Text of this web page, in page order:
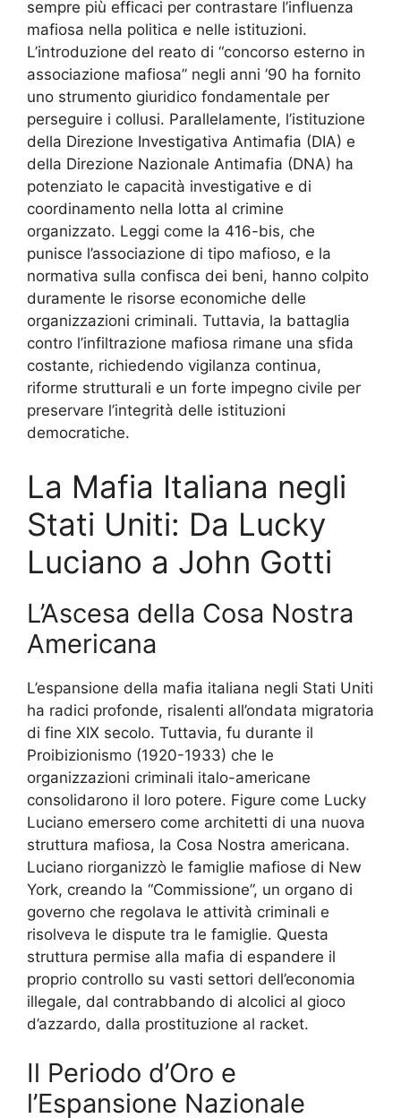
sempre più efficaci per contrastare l’influenza
mafiosa nella politica e nelle istituzioni.
L’introduzione del reato di “concorso esterno in
associazione mafiosa” negli anni ’90 ha fornito
uno strumento giuridico fondamentale per
perseguire i collusi. Parallelamente, l’istituzione
della Direzione Investigativa Antimafia (DIA) e
della Direzione Nazionale Antimafia (DNA) ha
potenziato le capacità investigative e di
coordinamento nella lotta al crimine
organizzato. Leggi come la 416-bis, che
punisce l’associazione di tipo mafioso, e la
normativa sulla confisca dei beni, hanno colpito
duramente le risorse economiche delle
organizzazioni criminali. Tuttavia, la battaglia
contro l’infiltrazione mafiosa rimane una sfida
costante, richiedendo vigilanza continua,
riforme strutturali e un forte impegno civile per
preservare l’integrità delle istituzioni
democratiche.
La Mafia Italiana negli
Stati Uniti: Da Lucky
Luciano a John Gotti
L’Ascesa della Cosa Nostra
Americana
L’espansione della mafia italiana negli Stati Uniti
ha radici profonde, risalenti all’ondata migratoria
di fine XIX secolo. Tuttavia, fu durante il
Proibizionismo (1920-1933) che le
organizzazioni criminali italo-americane
consolidarono il loro potere. Figure come Lucky
Luciano emersero come architetti di una nuova
struttura mafiosa, la Cosa Nostra americana.
Luciano riorganizzò le famiglie mafiose di New
York, creando la “Commissione”, un organo di
governo che regolava le attività criminali e
risolveva le dispute tra le famiglie. Questa
struttura permise alla mafia di espandere il
proprio controllo su vasti settori dell’economia
illegale, dal contrabbando di alcolici al gioco
d’azzardo, dalla prostituzione al racket.
Il Periodo d’Oro e
l’Espansione Nazionale